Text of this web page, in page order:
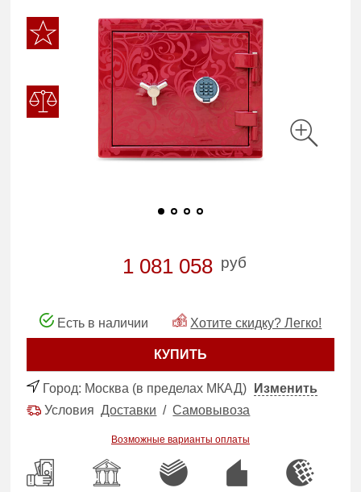
1 081 058 руб
Есть в наличии Хотите скидку? Легко!
КУПИТЬ
Город: Москва (в пределах МКАД)
Изменить
УсловияДоставки /Самовывоза
Возможные варианты оплаты